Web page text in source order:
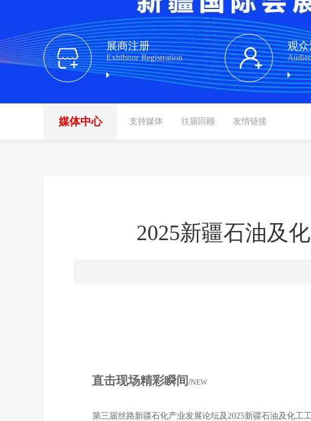
展商注册
Exhibitor Registration
观
媒体中心 支持媒体 往届回顾 友情链接
2025新疆石油及
直击现场精彩瞬间 /NEW
第三届丝路新疆石化产业发展论坛及2025新疆石油及化工